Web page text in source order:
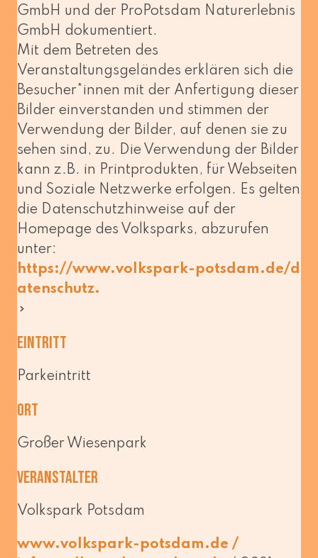
GmbH und der ProPotsdam Naturerlebnis
GmbH dokumentiert.
Mit dem Betreten des
Veranstaltungsgeländes erklä­ren sich die
Besucher*innen mit der Anfertigung die­ser
Bilder ein­ver­stan­den und stim­men der
Verwendung der Bilder, auf denen sie zu
sehen sind, zu. Die Verwendung der Bilder
kann z.B. in Printprodukten, für Webseiten
und Soziale Netzwerke erfol­gen. Es gel­ten
die Datenschutzhinweise auf der
Homepage des Volksparks, abzu­ru­fen
unter:
https://​www​.volks​park​-pots​dam​.de/​d​
a​t​e​n​s​c​h​utz.
Eintritt
Parkeintritt
Ort
Großer Wiesenpark
Veranstalter
Volkspark Potsdam
www​.volks​park​-pots​dam​.de /